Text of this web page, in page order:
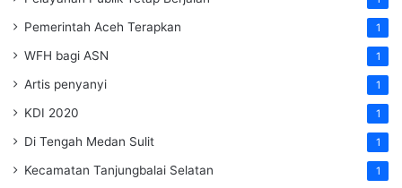
Pemerintah Aceh Terapkan 1
WFH bagi ASN 1
Artis penyanyi 1
KDI 2020 1
Di Tengah Medan Sulit 1
Kecamatan Tanjungbalai Selatan 1